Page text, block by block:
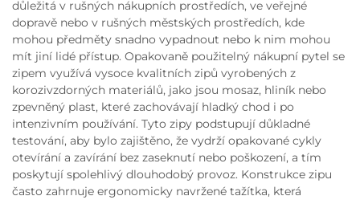
důležitá v rušných nákupních prostředích, ve veřejné
dopravě nebo v rušných městských prostředích, kde
mohou předměty snadno vypadnout nebo k nim mohou
mít jiní lidé přístup. Opakovaně použitelný nákupní pytel se
zipem využívá vysoce kvalitních zipů vyrobených z
korozivzdorných materiálů, jako jsou mosaz, hliník nebo
zpevněný plast, které zachovávají hladký chod i po
intenzivním používání. Tyto zipy podstupují důkladné
testování, aby bylo zajištěno, že vydrží opakované cykly
otevírání a zavírání bez zaseknutí nebo poškození, a tím
poskytují spolehlivý dlouhodobý provoz. Konstrukce zipu
často zahrnuje ergonomicky navržené tažítka, která